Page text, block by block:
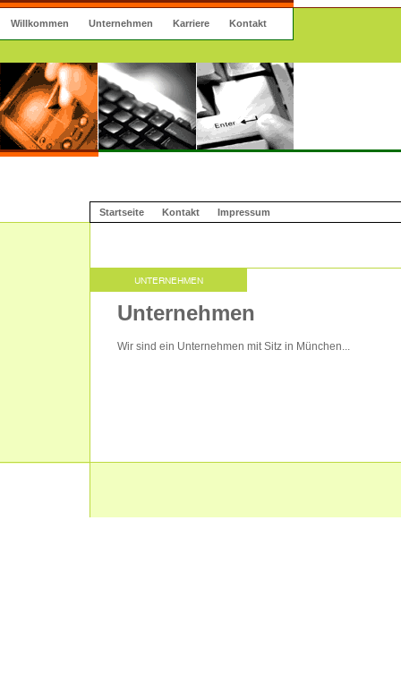
Willkommen Unternehmen Karriere Kontakt
Startseite Kontakt Impressum
Unternehmen
Wir sind ein Unternehmen mit Sitz in München...